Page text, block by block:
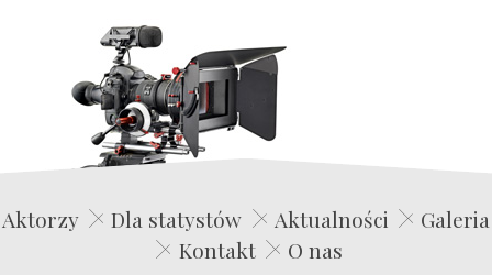
Edwin Film Agencja Aktorska
Aktorzy Dla statystów Aktualności
Galeria
Kontakt
O nas